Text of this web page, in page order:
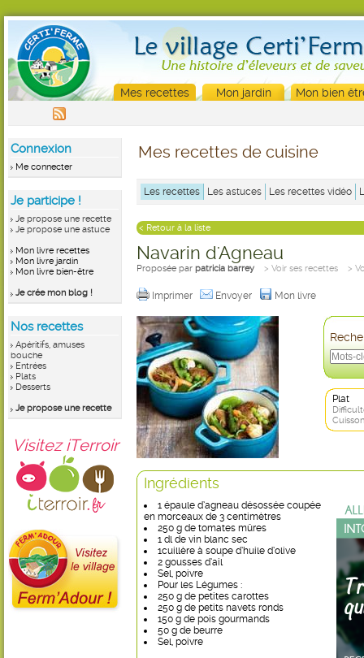
Mes recettes Mon jardin Mon bien
Connexion
Me connecter
Je participe !
Je propose une recette
Je propose une astuce
Mon livre recettes
Mon livre jardin
Mon livre bien-être
Je crée mon blog !
Nos recettes
Apéritifs, amuses
bouche
Entrées
Plats
Desserts
Je propose une recette
Visitez iTerroir
Mes recettes de cuisine
Les recettes Les astuces Les recettes vidéo
< Retour à la liste
Navarin d'Agneau
Proposée par patricia barrey > Voir ses recettes >
Imprimer Envoyer Mon livre
Plat
Ingrédients
1 épaule d’agneau désossée coupée
en morceaux de 3 centimètres
250 g de tomates mûres
1 dl de vin blanc sec
1cuillère à soupe d’huile d’olive
2 gousses d’ail
Sel, poivre
Pour les Légumes :
250 g de petites carottes
250 g de petits navets ronds
150 g de pois gourmands
50 g de beurre
Sel, poivre